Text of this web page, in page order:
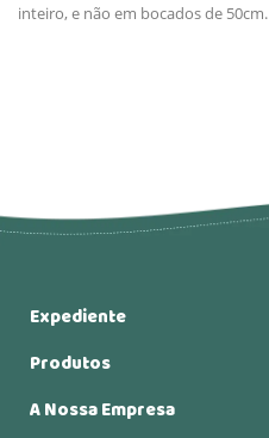
inteiro, e não em bocados de 50cm.
Expediente
Produtos
A Nossa Empresa